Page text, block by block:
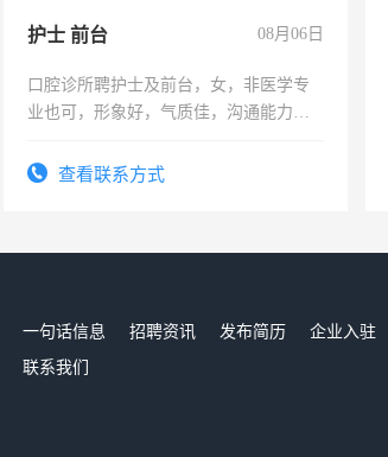
护士 前台 08月06日
口腔诊所聘护士及前台，女，非医学专
业也可，形象好，气质佳，沟通能力
查看联系方式
一句话信息 招聘资讯 发布简历 企业入驻
联系我们